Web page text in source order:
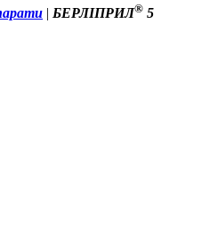
| БЕРЛІПРИЛ® 5